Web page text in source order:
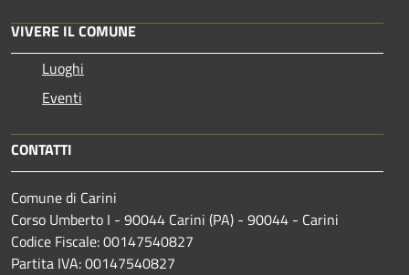
VIVERE IL COMUNE
Luoghi
Eventi
CONTATTI
Comune di Carini
Corso Umberto I - 90044 Carini (PA) - 90044 - Carini
Codice Fiscale: 00147540827
Partita IVA: 00147540827